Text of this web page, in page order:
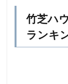
竹芝ハ
ランキ